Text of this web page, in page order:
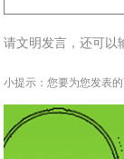
请文明发言，还可以
小提示：您要为您发表